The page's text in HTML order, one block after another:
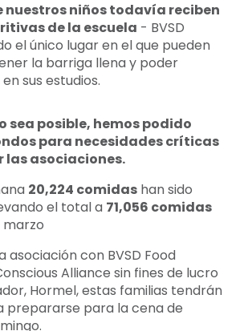
nuestros niños todavía reciben
de la escuela - BVSD
el único lugar en el que pueden
la barriga llena y poder
sus estudios.
sea posible, hemos podido
para necesidades críticas
las asociaciones.
20,224 comidas han sido
el total a 71,056 comidas
marzo
asociación con BVSD Food
Alliance sin fines de lucro
Hormel, estas familias tendrán
prepararse para la cena de